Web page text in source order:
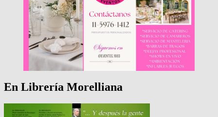
En Librería Morelliana